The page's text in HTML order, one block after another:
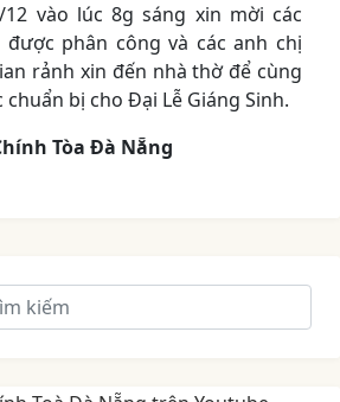
vào lúc 8g sáng xin mời các
phân công và các anh chị
rảnh xin đến nhà thờ để cùng
chuẩn bị cho Đại Lễ Giáng Sinh.
Tòa Đà Nẵng